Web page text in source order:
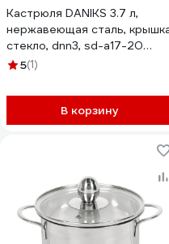
Кастрюля DANIKS 3.7 л,
нержавеющая сталь,
стекло, dnn3, sd-a17-20
355348
5(1)
В корзину